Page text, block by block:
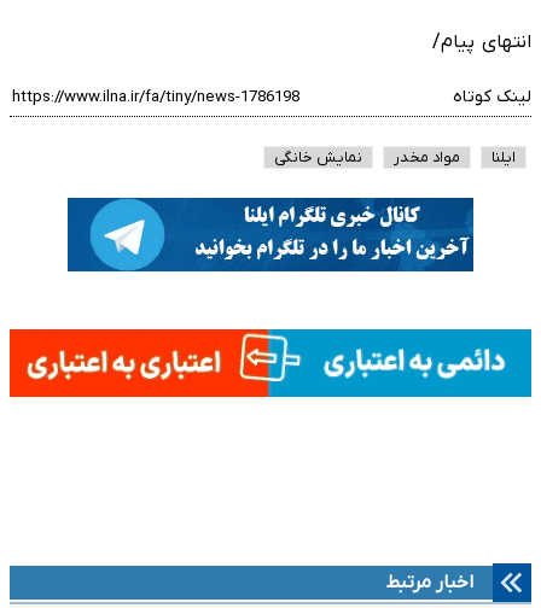
انتهای پیام/
لینک کوتاه
ایلنا مواد مخدر نمایش خانگی
اخبار مرتبط